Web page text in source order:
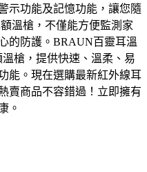
示功能及記憶功能，讓您隨
溫槍，不僅能方便監測家
的防護。BRAUN百靈耳溫
槍，提供快速、溫柔、易
能。現在選購最新紅外線耳
賣商品不容錯過！立即擁有
。